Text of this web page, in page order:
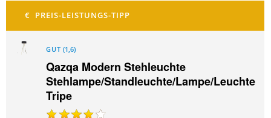
GUT (1,6)
Qazqa Modern Stehleuchte
Stehlampe/Standleuchte/Lampe/Leuchte
Tripe